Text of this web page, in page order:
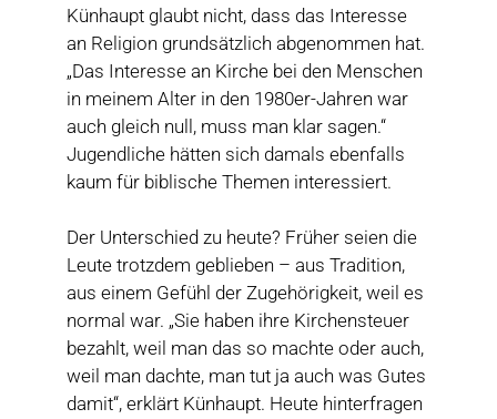
Künhaupt glaubt nicht, dass das Interesse
an Religion grundsätzlich abgenommen hat.
„Das Interesse an Kirche bei den Menschen
in meinem Alter in den 1980er-Jahren war
auch gleich null, muss man klar sagen.“
Jugendliche hätten sich damals ebenfalls
kaum für biblische Themen interessiert.
Der Unterschied zu heute? Früher seien die
Leute trotzdem geblieben – aus Tradition,
aus einem Gefühl der Zugehörigkeit, weil es
normal war. „Sie haben ihre Kirchensteuer
bezahlt, weil man das so machte oder auch,
weil man dachte, man tut ja auch was Gutes
damit“, erklärt Künhaupt. Heute hinterfragen